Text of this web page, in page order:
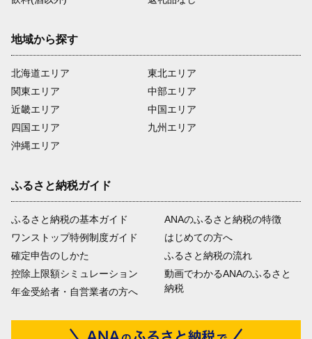
地域から探す
北海道エリア
関東エリア
近畿エリア
四国エリア
沖縄エリア
東北エリア
中部エリア
中国エリア
九州エリア
ふるさと納税ガイド
ふるさと納税の基本ガイド
ワンストップ特例制度ガイド
確定申告のしかた
控除上限額シミュレーション
年金受給者・自営業者の方へ
ANAのふるさと納税の特徴
はじめての方へ
ふるさと納税の流れ
動画でわかるANAのふるさと
納税